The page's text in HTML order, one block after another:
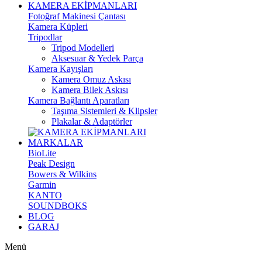
KAMERA EKİPMANLARI
Fotoğraf Makinesi Çantası
Kamera Küpleri
Tripodlar
Tripod Modelleri
Aksesuar & Yedek Parça
Kamera Kayışları
Kamera Omuz Askısı
Kamera Bilek Askısı
Kamera Bağlantı Aparatları
Taşıma Sistemleri & Klipsler
Plakalar & Adaptörler
MARKALAR
BioLite
Peak Design
Bowers & Wilkins
Garmin
KANTO
SOUNDBOKS
BLOG
GARAJ
Menü